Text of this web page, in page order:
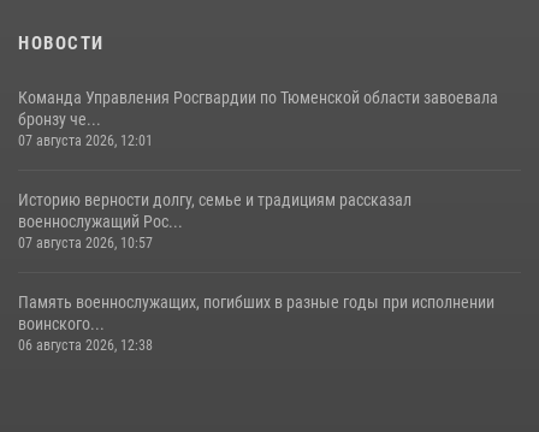
НОВОСТИ
Команда Управления Росгвардии по Тюменской области завоевала
бронзу че...
07 августа 2026, 12:01
Историю верности долгу, семье и традициям рассказал
военнослужащий Рос...
07 августа 2026, 10:57
Память военнослужащих, погибших в разные годы при исполнении
воинского...
06 августа 2026, 12:38